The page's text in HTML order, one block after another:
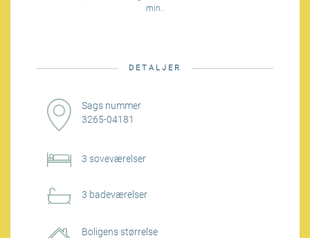
min..
DETALJER
Sags nummer
3265-04181
3 soveværelser
3 badeværelser
Boligens størrelse